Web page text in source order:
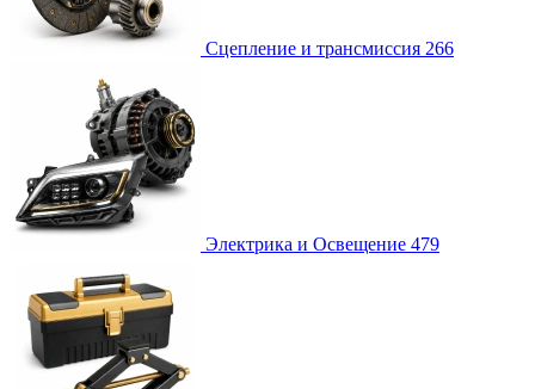
Сцепление и трансмиссия 266
Электрика и Освещение 479